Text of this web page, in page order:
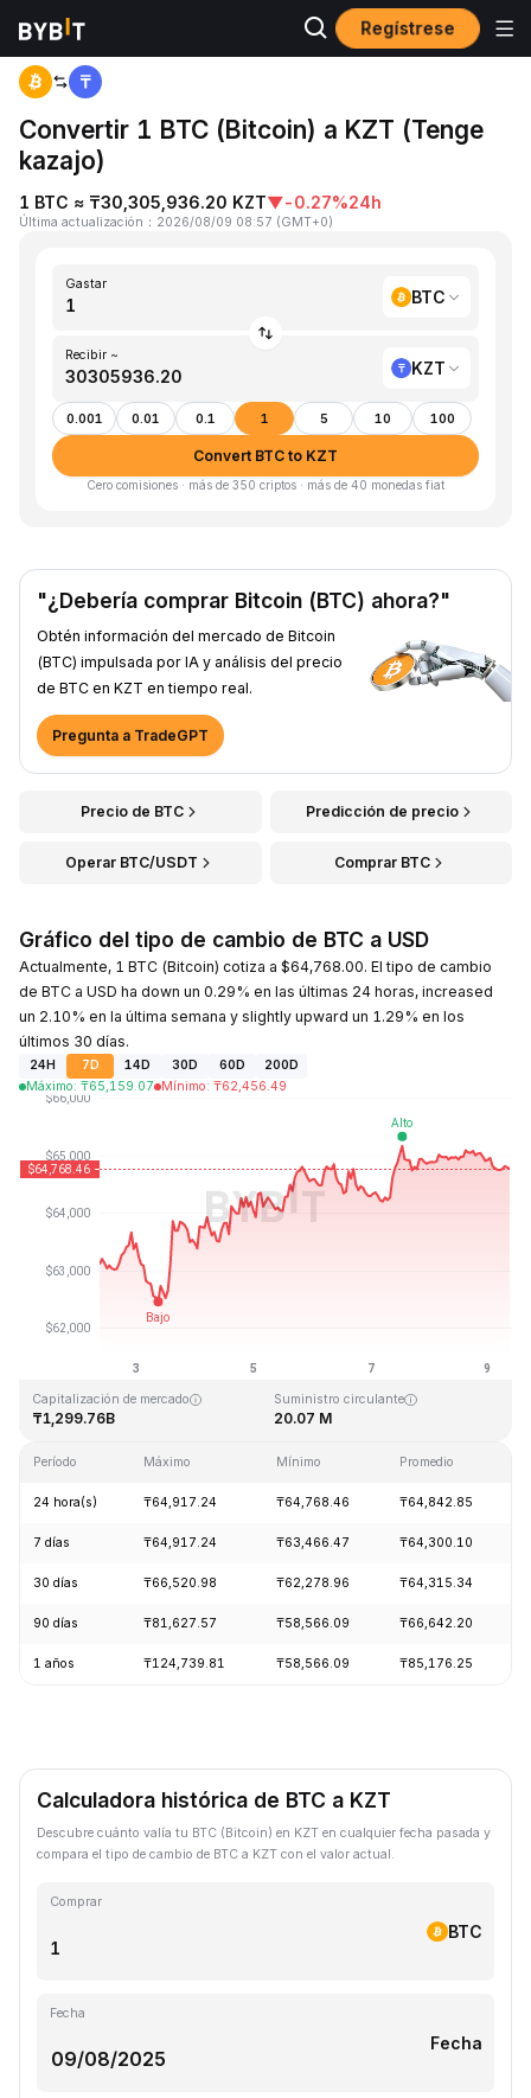
Regístrese
Inicio BTC to KZT
Convertir 1 BTC (Bitcoin) a KZT (Tenge
kazajo)
1 BTC ≈ ₸30,305,936.20 KZT▼-0.27%24h
Última actualización ： 2026/08/09 08:57 (GMT+0)
Gastar
BTC
Recibir ~
KZT
0.001 0.01 0.1 1 5 10 100
Convert BTC to KZT
Cero comisiones · más de 350 criptos · más de 40 monedas fiat
"¿Debería comprar Bitcoin (BTC) ahora?"
Obtén información del mercado de Bitcoin
(BTC) impulsada por IA y análisis del precio
de BTC en KZT en tiempo real.
Pregunta a TradeGPT
Precio de BTC Predicción de precio
Operar BTC/USDT Comprar BTC
Gráfico del tipo de cambio de BTC a USD
Actualmente, 1 BTC (Bitcoin) cotiza a $64,768.00. El tipo de cambio
de BTC a USD ha down un 0.29% en las últimas 24 horas, increased
un 2.10% en la última semana y slightly upward un 1.29% en los
últimos 30 días.
24H 7D 14D 30D 60D
200D
Máximo: ₸65,159.07 Mínimo: ₸62,456.49
Última actualización: 2026-08-09, 08:57 GMT+0
Capitalización de mercado
₸1,299.76B
Suministro circulante
20.07 M
Período Máximo Mínimo Promedio
24 hora(s) ₸64,917.24 ₸64,768.46 ₸64,842.85
7 días ₸64,917.24 ₸63,466.47 ₸64,300.10
30 días ₸66,520.98 ₸62,278.96 ₸64,315.34
90 días ₸81,627.57 ₸58,566.09 ₸66,642.20
1 años ₸124,739.81 ₸58,566.09 ₸85,176.25
Calculadora histórica de BTC a KZT
Descubre cuánto valía tu BTC (Bitcoin) en KZT en cualquier fecha pasada y
compara el tipo de cambio de BTC a KZT con el valor actual.
Comprar
BTC
Fecha
Fecha